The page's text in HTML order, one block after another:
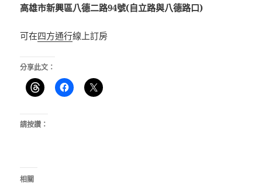
高雄市新興區八德二路94號(自立路與八德路口)
可在四方通行線上訂房
分享此文：
請按讚：
相關